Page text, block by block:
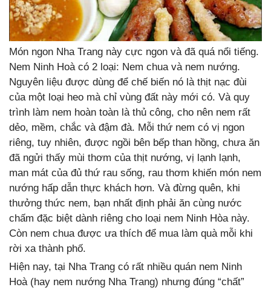
Món ngon Nha Trang này cực ngon và đã quá nổi tiếng.
Nem Ninh Hoà có 2 loại: Nem chua và nem nướng.
Nguyên liệu được dùng để chế biến nó là thịt nạc đùi
của một loại heo mà chỉ vùng đất này mới có. Và quy
trình làm nem hoàn toàn là thủ công, cho nên nem rất
dẻo, mềm, chắc và đậm đà. Mỗi thứ nem có vị ngon
riêng, tuy nhiên, được ngồi bên bếp than hồng, chưa ăn
đã ngửi thấy mùi thơm của thịt nướng, vị lạnh lạnh,
man mát của đủ thứ rau sống, rau thơm khiến món nem
nướng hấp dẫn thực khách hơn. Và đừng quên, khi
thưởng thức nem, bạn nhất định phải ăn cùng nước
chấm đặc biệt dành riêng cho loại nem Ninh Hòa này.
Còn nem chua được ưa thích để mua làm quà mỗi khi
rời xa thành phố.
Hiện nay, tại Nha Trang có rất nhiều quán nem Ninh
Hoà (hay nem nướng Nha Trang) nhưng đúng “chất”